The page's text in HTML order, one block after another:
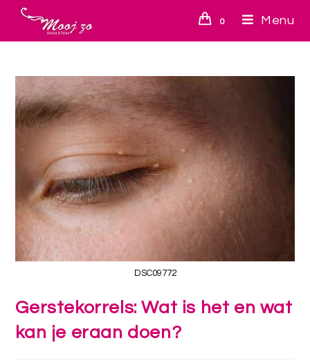
0 Menu
DSC09772
Gerstekorrels: Wat is het en wat
kan je eraan doen?